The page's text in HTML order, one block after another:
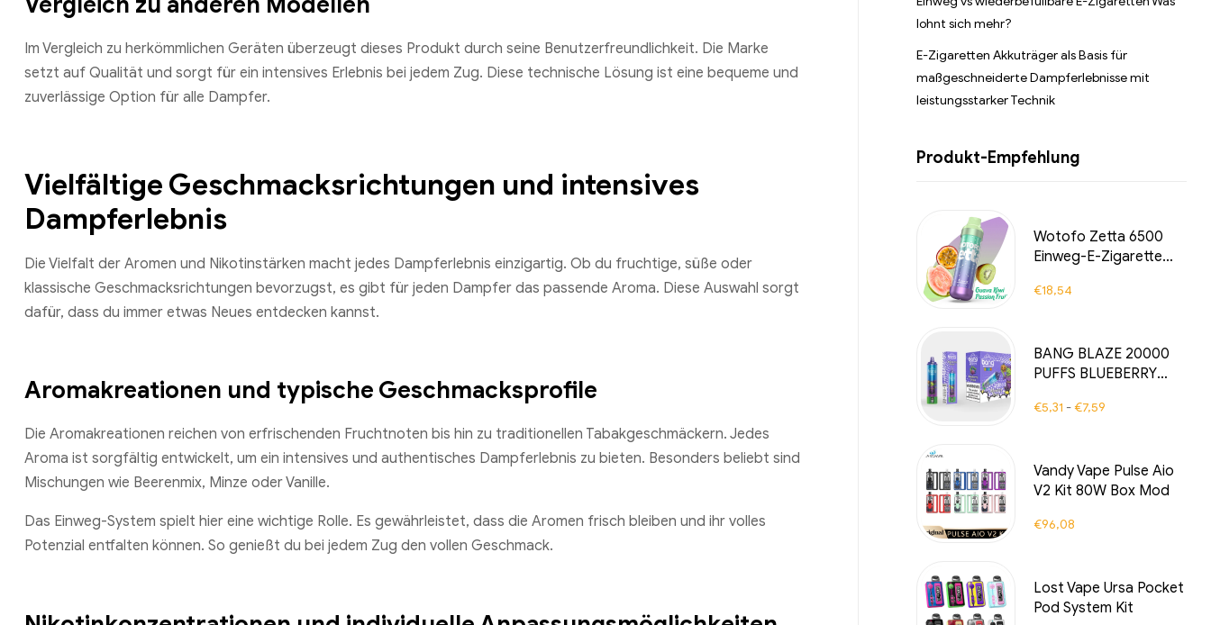
Im Vergleich zu herkömmlichen Geräten überzeugt dieses Produkt durch seine Benutzerfreundlichkeit. Die Marke
setzt auf Qualität und sorgt für ein intensives Erlebnis bei jedem Zug. Diese technische Lösung ist eine bequeme und
zuverlässige Option für alle Dampfer.
Vielfältige Geschmacksrichtungen und intensives
Dampferlebnis
Die Vielfalt der Aromen und Nikotinstärken macht jedes Dampferlebnis einzigartig. Ob du fruchtige, süße oder
klassische Geschmacksrichtungen bevorzugst, es gibt für jeden Dampfer das passende Aroma. Diese Auswahl sorgt
dafür, dass du immer etwas Neues entdecken kannst.
Aromakreationen und typische Geschmacksprofile
Die Aromakreationen reichen von erfrischenden Fruchtnoten bis hin zu traditionellen Tabakgeschmäckern. Jedes
Aroma ist sorgfältig entwickelt, um ein intensives und authentisches Dampferlebnis zu bieten. Besonders beliebt sind
Mischungen wie Beerenmix, Minze oder Vanille.
Das Einweg-System spielt hier eine wichtige Rolle. Es gewährleistet, dass die Aromen frisch bleiben und ihr volles
Potenzial entfalten können. So genießt du bei jedem Zug den vollen Geschmack.
lohnt sich mehr?
E-Zigaretten Akkuträger als Basis für
maßgeschneiderte Dampferlebnisse mit
leistungsstarker Technik
Produkt-Empfehlung
Wotofo Zetta 6500
Einweg-E-Zigarette
€18,54
BANG BLAZE 20000
PUFFS BLUEBERRY
Zigarette die Ihnen
erfrischender
Fruchtaromen bietet
€5,31 -€7,59
Vandy Vape Pulse Aio
V2 Kit 80W Box Mod
€96,08
Lost Vape Ursa Pocket
Pod System Kit